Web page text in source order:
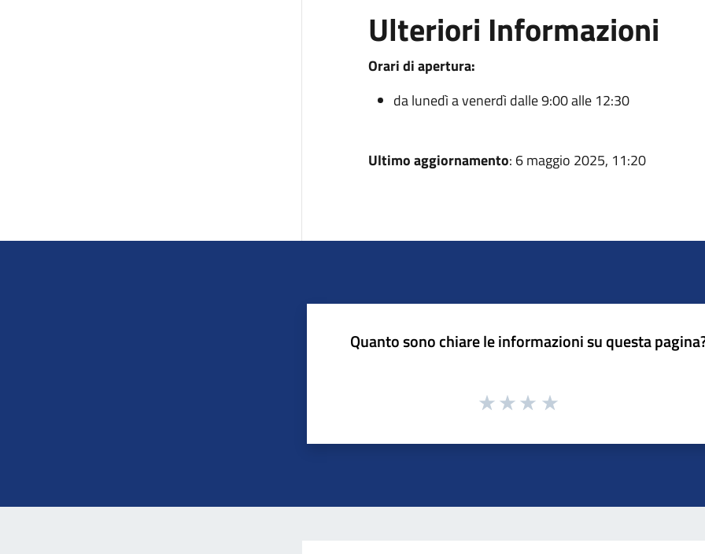
Ulteriori Informazioni
Orari di apertura:
da lunedì a venerdì dalle 9:00 alle 12:30
Ultimo aggiornamento: 6 maggio 2025, 11:20
Quanto sono chiare le informazioni su questa